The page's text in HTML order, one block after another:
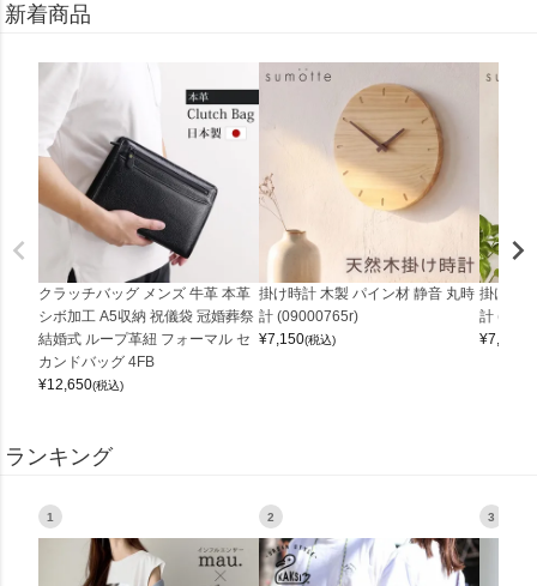
新着商品
クラッチバッグ メンズ 牛革 本革
シボ加工 A5収納 祝儀袋 冠婚葬祭
結婚式 ループ革紐 フォーマル セ
カンドバッグ 4FB
¥12,650(税込)
掛け時計 木製 パイン材 静音 丸時
計 (09000765r)
¥7,150(税込)
掛け時
計
¥7,150
ランキング
1 2 3